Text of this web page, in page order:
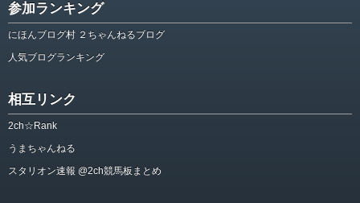
参加ランキング
にほんブログ村 ２ちゃんねるブログ
人気ブログランキング
相互リンク
2ch☆Rank
うまちゃんねる
スタリオン速報 @2ch競馬板まとめ